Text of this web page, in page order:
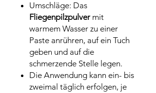
Umschläge: Das
Fliegenpilzpulver mit
warmem Wasser zu einer
Paste anrühren, auf ein Tuch
geben und auf die
schmerzende Stelle legen.
Die Anwendung kann ein- bis
zweimal täglich erfolgen, je